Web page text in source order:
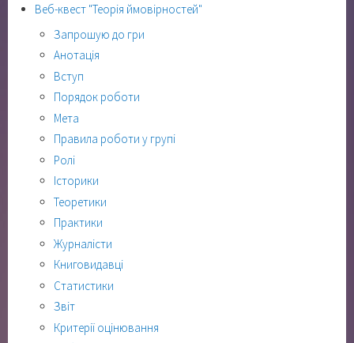
Веб-квест "Теорія ймовірностей"
Запрошую до гри
Анотація
Вступ
Порядок роботи
Мета
Правила роботи у групі
Ролі
Історики
Теоретики
Практики
Журналісти
Книговидавці
Статистики
Звіт
Критерії оцінювання